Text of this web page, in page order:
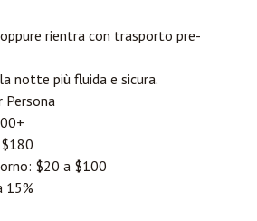
rientra con trasporto pre-
notte più fluida e sicura.
Persona
$20 a $100
15%